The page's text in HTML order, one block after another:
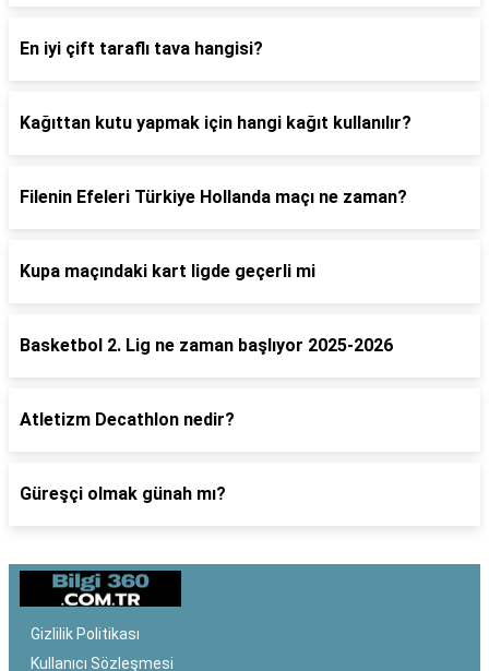
En iyi çift taraflı tava hangisi?
Kağıttan kutu yapmak için hangi kağıt kullanılır?
Filenin Efeleri Türkiye Hollanda maçı ne zaman?
Kupa maçındaki kart ligde geçerli mi
Basketbol 2. Lig ne zaman başlıyor 2025-2026
Atletizm Decathlon nedir?
Güreşçi olmak günah mı?
Gizlilik Politikası
Kullanıcı Sözleşmesi